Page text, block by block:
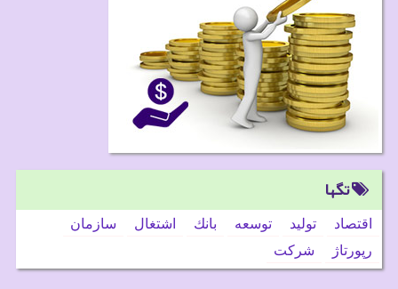
تگها
اقتصاد تولید توسعه بانك اشتغال
سازمان
رپورتاژ
شركت